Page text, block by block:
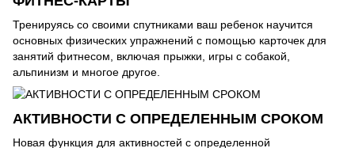
Тренируясь со своими спутниками ваш ребенок научится
основных физических упражнений с помощью карточек для
занятий фитнесом, включая прыжки, игры с собакой,
альпинизм и многое другое.
АКТИВНОСТИ С ОПРЕДЕЛЕННЫМ СРОКОМ
Новая функция для активностей с определенной